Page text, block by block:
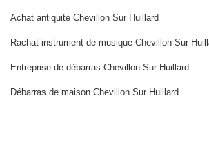
Achat antiquité Chevillon Sur Huillard
Rachat instrument de musique Chevillon Sur
Entreprise de débarras Chevillon Sur Huillard
Débarras de maison Chevillon Sur Huillard